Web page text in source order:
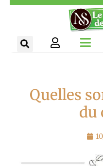
Aller
Quelles
du
Panneau de gestion des